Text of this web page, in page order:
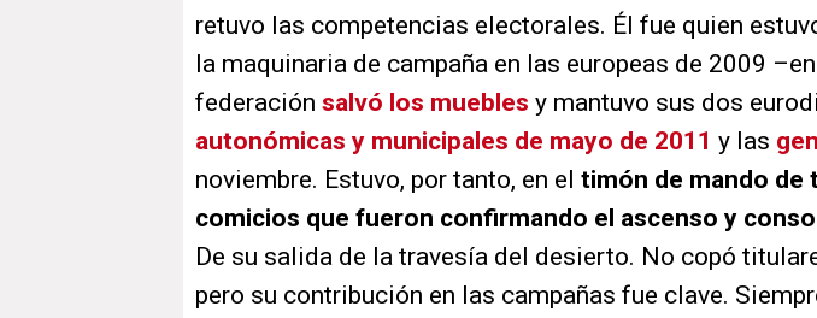
retuvo las competencias electorales. Él fue quien
la maquinaria de campaña en las europeas de 2009
federación salvó los muebles y mantuvo sus dos
autonómicas y municipales de mayo de 2011 y las
noviembre. Estuvo, por tanto, en el timón de mando de
comicios que fueron confirmando el ascenso y
De su salida de la travesía del desierto. No copó
pero su contribución en las campañas fue clave.